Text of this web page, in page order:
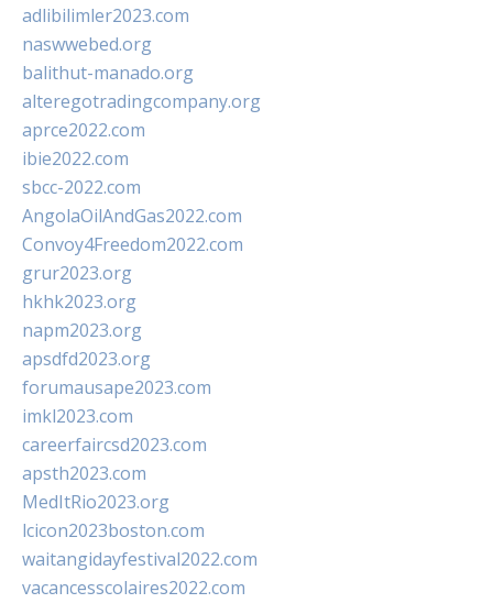
adlibilimler2023.com
naswwebed.org
balithut-manado.org
alteregotradingcompany.org
aprce2022.com
ibie2022.com
sbcc-2022.com
AngolaOilAndGas2022.com
Convoy4Freedom2022.com
grur2023.org
hkhk2023.org
napm2023.org
apsdfd2023.org
forumausape2023.com
imkl2023.com
careerfaircsd2023.com
apsth2023.com
MedItRio2023.org
lcicon2023boston.com
waitangidayfestival2022.com
vacancesscolaires2022.com